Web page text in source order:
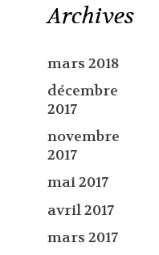
Archives
mars 2018
décembre
2017
novembre
2017
mai 2017
avril 2017
mars 2017